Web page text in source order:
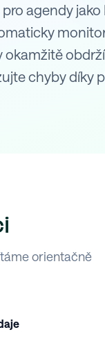
agendy jako
okamžitě
chyby díky
orientačně